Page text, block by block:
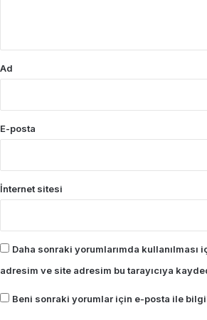
Ad
E-posta
İnternet sitesi
Daha sonraki yorumlarımda kullanılması
adresim ve site adresim bu tarayıcıya
Beni sonraki yorumlar için e-posta ile